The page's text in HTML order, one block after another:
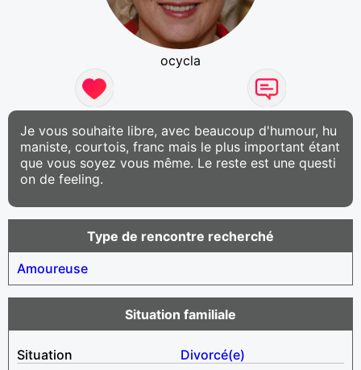
ocycla
Je vous souhaite libre, avec beaucoup d'humour, hu
maniste, courtois, franc mais le plus important étant
que vous soyez vous même. Le reste est une questi
on de feeling.
Type de rencontre recherché
Amoureuse
Situation familiale
Situation
Divorcé(e)